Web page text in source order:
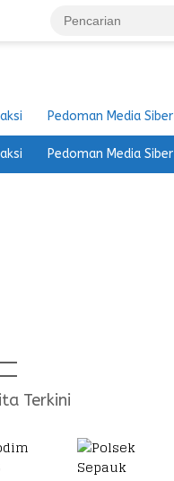
Pedoman Media Siber
Pedoman Media Siber
Terkini